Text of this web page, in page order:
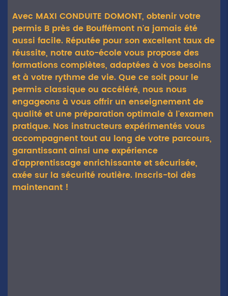
Avec MAXI CONDUITE DOMONT, obtenir votre
permis B près de Bouffémont n'a jamais été
aussi facile. Réputée pour son excellent taux de
réussite, notre auto-école vous propose des
formations complètes, adaptées à vos besoins
et à votre rythme de vie. Que ce soit pour le
permis classique ou accéléré, nous nous
engageons à vous offrir un enseignement de
qualité et une préparation optimale à l'examen
pratique. Nos instructeurs expérimentés vous
accompagnent tout au long de votre parcours,
garantissant ainsi une expérience
d'apprentissage enrichissante et sécurisée,
axée sur la sécurité routière. Inscris-toi dès
maintenant !